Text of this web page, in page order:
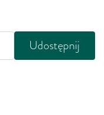
Udostępnij